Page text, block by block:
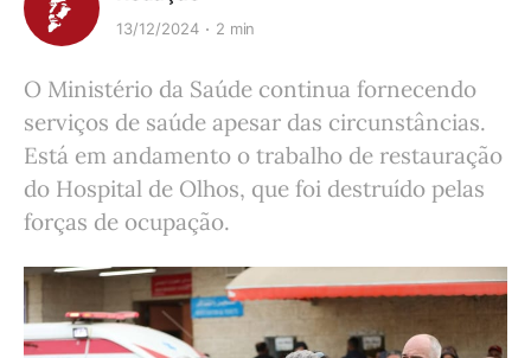
13/12/2024 2 min
O Ministério da Saúde continua fornecendo
serviços de saúde apesar das circunstâncias.
Está em andamento o trabalho de restauração
do Hospital de Olhos, que foi destruído pelas
forças de ocupação.